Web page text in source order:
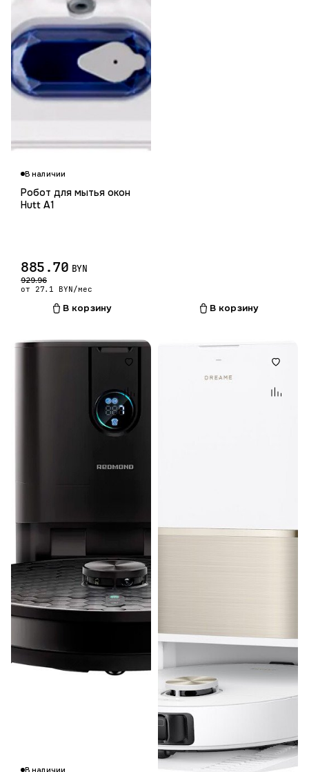
В наличии
Робот для мытья окон
Hutt A1
885.70 BYN
929.96
от 27.1 BYN/мес
В корзину В корзину
Гарантия 12
В наличии